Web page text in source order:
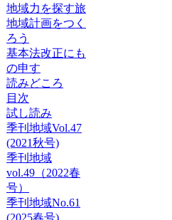
地域力を探す旅
地域計画をつく
ろう
基本法改正にも
の申す
読みどころ
目次
試し読み
季刊地域Vol.47
(2021秋号)
季刊地域
vol.49（2022春
号）
季刊地域No.61
(2025春号)